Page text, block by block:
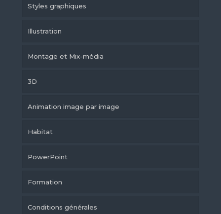
Styles graphiques
Illustration
Montage et Mix-média
3D
Animation image par image
Habitat
PowerPoint
Formation
Conditions générales